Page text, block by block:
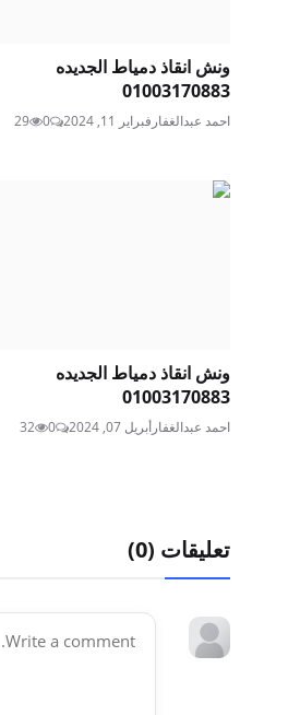
ونش انقاذ دمياط الجديده
01003170883
احمد عبدالغفار فبراير 11, 2024 0
29
ونش انقاذ دمياط الجديده
01003170883
احمد عبدالغفارأبريل 07, 2024 0
32
تعليقات (0
)